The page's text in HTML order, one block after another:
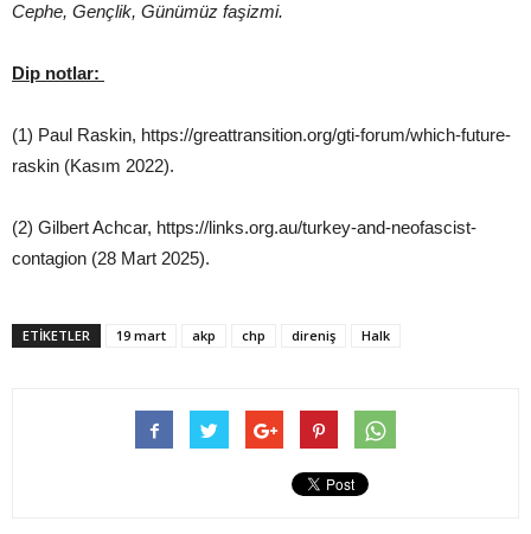
Cephe, Gençlik, Günümüz faşizmi.
Dip notlar:
(1) Paul Raskin, https://greattransition.org/gti-forum/which-future-
raskin (Kasım 2022).
(2) Gilbert Achcar, https://links.org.au/turkey-and-neofascist-
contagion (28 Mart 2025).
ETIKETLER 19 mart akp chp direniş Halk